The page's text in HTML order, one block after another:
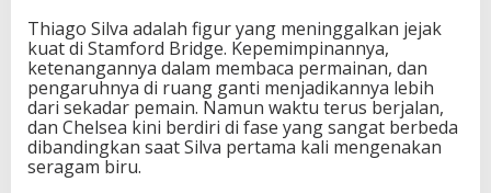
i
c
u
P
e
r
d
Thiago Silva adalah figur yang meninggalkan jejak
kuat di Stamford Bridge. Kepemimpinannya,
ketenangannya dalam membaca permainan, dan
pengaruhnya di ruang ganti menjadikannya lebih
dari sekadar pemain. Namun waktu terus berjalan,
dan Chelsea kini berdiri di fase yang sangat berbeda
dibandingkan saat Silva pertama kali mengenakan
seragam biru.